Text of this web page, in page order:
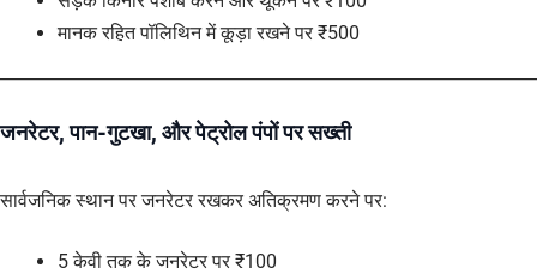
मानक रहित पॉलिथिन में कूड़ा रखने पर ₹500
जनरेटर, पान-गुटखा, और पेट्रोल पंपों पर सख्ती
सार्वजनिक स्थान पर जनरेटर रखकर अतिक्रमण करने पर:
5 केवी तक के जनरेटर पर ₹100